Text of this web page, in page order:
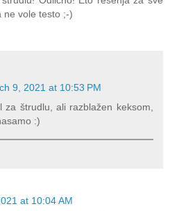
ne vole testo ;-)
9, 2021 at 10:53 PM
štrudlu, ali razblažen keksom,
:)
at 10:04 AM